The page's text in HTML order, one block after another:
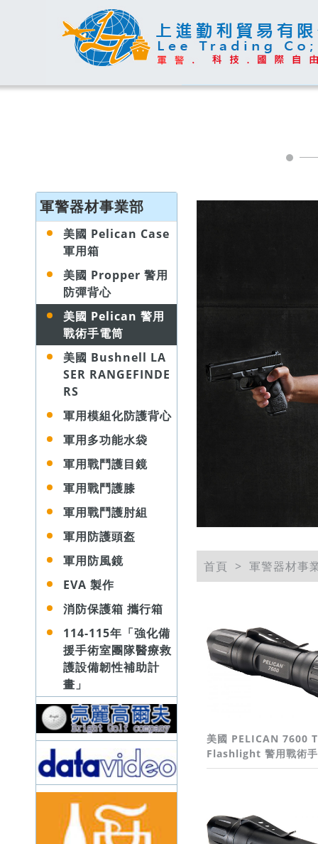
軍警器材事業部
美國 Pelican Case
軍用箱
美國 Propper 警用
防彈背心
美國 Pelican 警用
戰術手電筒
美國 Bushnell LA
SER RANGEFINDE
RS
軍用模組化防護背心
軍用多功能水袋
軍用戰鬥護目鏡
軍用戰鬥護膝
軍用戰鬥護肘組
軍用防護頭盔
軍用防風鏡
EVA 製作
消防保護箱 攜行箱
114-115年「強化備
援手術室團隊醫療救
護設備韌性補助計
畫」
首頁 軍警器材事
美國 PELICAN 7600
Flashlight 警用戰術